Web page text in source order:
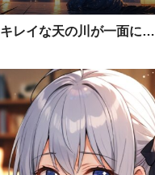
キレイな天の川が一面に…